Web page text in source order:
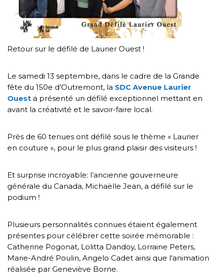
Retour sur le défilé de Laurier Ouest !
Le samedi 13 septembre, dans le cadre de la Grande
fête du 150e d’Outremont, la SDC Avenue Laurier
Ouest a présenté un défilé exceptionnel mettant en
avant la créativité et le savoir-faire local.
Près de 60 tenues ont défilé sous le thème « Laurier
en couture », pour le plus grand plaisir des visiteurs !
Et surprise incroyable: l’ancienne gouverneure
générale du Canada, Michaëlle Jean, a défilé sur le
podium !
Plusieurs personnalités connues étaient également
présentes pour célébrer cette soirée mémorable :
Catherine Pogonat, Lolitta Dandoy, Lorraine Peters,
Marie-André Poulin, Angelo Cadet ainsi que l'animation
réalisée par Geneviève Borne.